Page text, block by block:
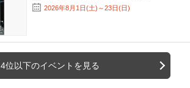
2026年8月1日(土)～23日(日)
4位以下のイベントを見る